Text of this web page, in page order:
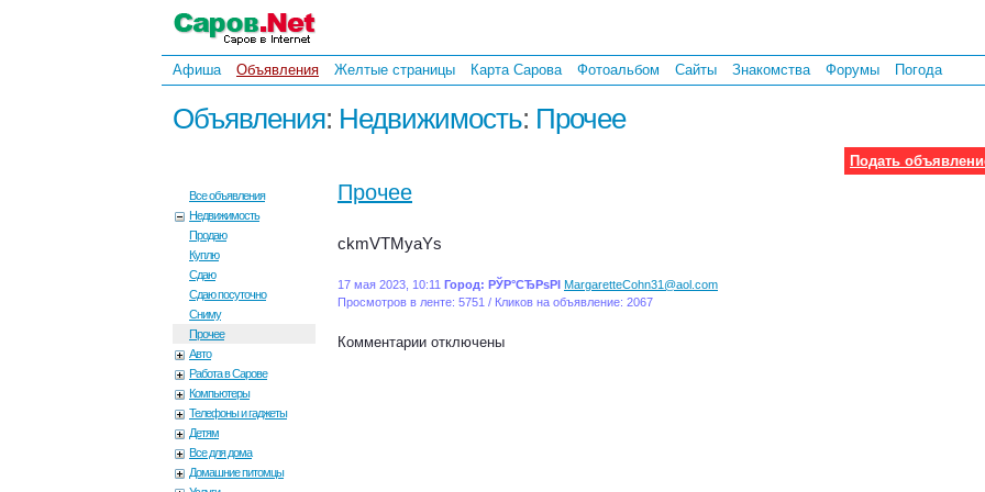
Афиша Объявления Желтые страницы Карта Сарова Фотоальбом Сайты Знакомства Форумы Погода
Объявления: Недвижимость: Прочее
Все объявления
Недвижимость
Продаю
Куплю
Сдаю
Сдаю посуточно
Сниму
Прочее
Авто
Работа в Сарове
Компьютеры
Телефоны и гаджеты
Детям
Все для дома
Домашние питомцы
Подать
Прочее
ckmVTMyaYs
17 мая 2023, 10:11 Город: РЎР°СЂРѕРІ MargaretteCohn31@aol.com
Просмотров в ленте: 5751 / Кликов на объявление: 2067
Комментарии отключены